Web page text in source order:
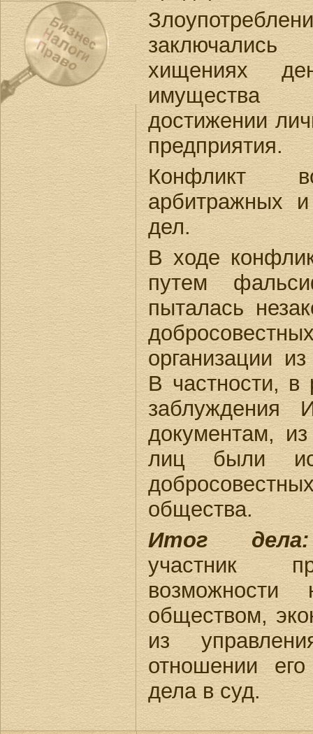
хищениях
достижении
предприятия.
Конфликт
арбитражных и
дел.
В ходе
путем
пыталась
организации
В частности, в
документам,
лиц были
общества.
Итог дела:
участник
возможности
обществом,
из
отношении
дела в суд.